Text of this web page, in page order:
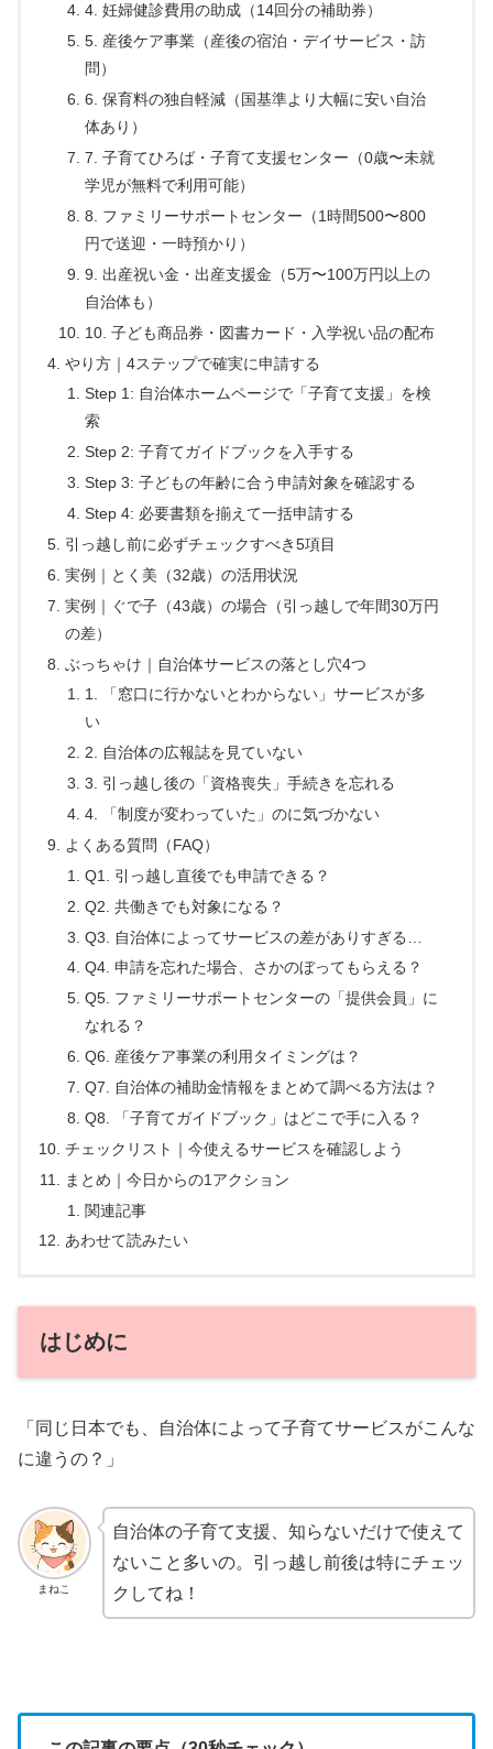
4. 妊婦健診費用の助成（14回分の補助券）
5. 産後ケア事業（産後の宿泊・デイサービス・訪
問）
6. 保育料の独自軽減（国基準より大幅に安い自治
体あり）
7. 子育てひろば・子育て支援センター（0歳〜未就
学児が無料で利用可能）
8. ファミリーサポートセンター（1時間500〜800
円で送迎・一時預かり）
9. 出産祝い金・出産支援金（5万〜100万円以上の
自治体も）
10. 子ども商品券・図書カード・入学祝い品の配布
やり方｜4ステップで確実に申請する
Step 1: 自治体ホームページで「子育て支援」を検
索
Step 2: 子育てガイドブックを入手する
Step 3: 子どもの年齢に合う申請対象を確認する
Step 4: 必要書類を揃えて一括申請する
引っ越し前に必ずチェックすべき5項目
実例｜とく美（32歳）の活用状況
実例｜ぐで子（43歳）の場合（引っ越しで年間30万円
の差）
ぶっちゃけ｜自治体サービスの落とし穴4つ
1. 「窓口に行かないとわからない」サービスが多
い
2. 自治体の広報誌を見ていない
3. 引っ越し後の「資格喪失」手続きを忘れる
4. 「制度が変わっていた」のに気づかない
よくある質問（FAQ）
Q1. 引っ越し直後でも申請できる？
Q2. 共働きでも対象になる？
Q3. 自治体によってサービスの差がありすぎる…
Q4. 申請を忘れた場合、さかのぼってもらえる？
Q5. ファミリーサポートセンターの「提供会員」に
なれる？
Q6. 産後ケア事業の利用タイミングは？
Q7. 自治体の補助金情報をまとめて調べる方法は？
Q8. 「子育てガイドブック」はどこで手に入る？
チェックリスト｜今使えるサービスを確認しよう
まとめ｜今日からの1アクション
関連記事
あわせて読みたい
はじめに
「同じ日本でも、自治体によって子育てサービスがこんな
に違うの？」
まねこ
自治体の子育て支援、知らないだけで使えて
ないこと多いの。引っ越し前後は特にチェッ
クしてね！